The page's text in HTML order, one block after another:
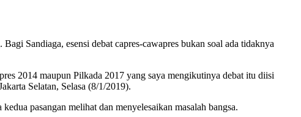
. Bagi Sandiaga, esensi debat capres-cawapres bukan soal ada tidaknya
2014 maupun Pilkada 2017 yang saya mengikutinya debat itu diisi
Selatan, Selasa (8/1/2019).
pasangan melihat dan menyelesaikan masalah bangsa.